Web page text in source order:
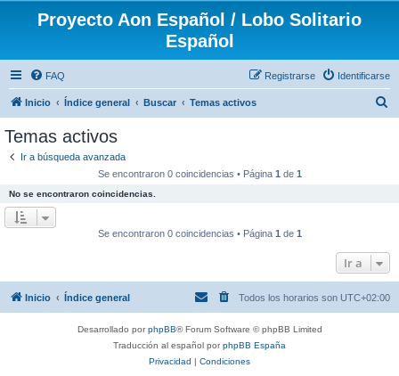
Proyecto Aon Español / Lobo Solitario
Español
FAQ Identificarse
Registrarse
Inicio Índice general Buscar Temas activos
Temas activos
Ir a búsqueda avanzada
Se encontraron 0 coincidencias • Página 1 de 1
No se encontraron coincidencias.
Se encontraron 0 coincidencias • Página 1 de 1
Ir a
Inicio Índice general Todos los horarios son UTC+02:00
Desarrollado porphpBB® Forum Software © phpBB Limited
Traducción al español porphpBB España
Privacidad | Condiciones